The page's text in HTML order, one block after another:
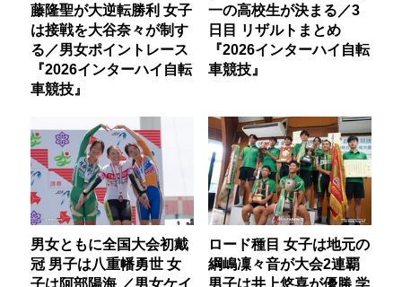
藤隆聖が大逆転勝利 女子
は接戦を大谷奈々が制す
る／男女ポイントレース
『2026インターハイ自転
車競技』
一の高校生が決まる／3
日目 リザルトまとめ
『2026インターハイ自転
車競技』
男女ともに全国大会初戴
冠 男子は八重幡勇世 女
子は阿部陽海 ／男女ケイ
ロード種目 女子は地元の
綱嶋凜々音が大会2連覇
男子は井上悠喜が優勝 学